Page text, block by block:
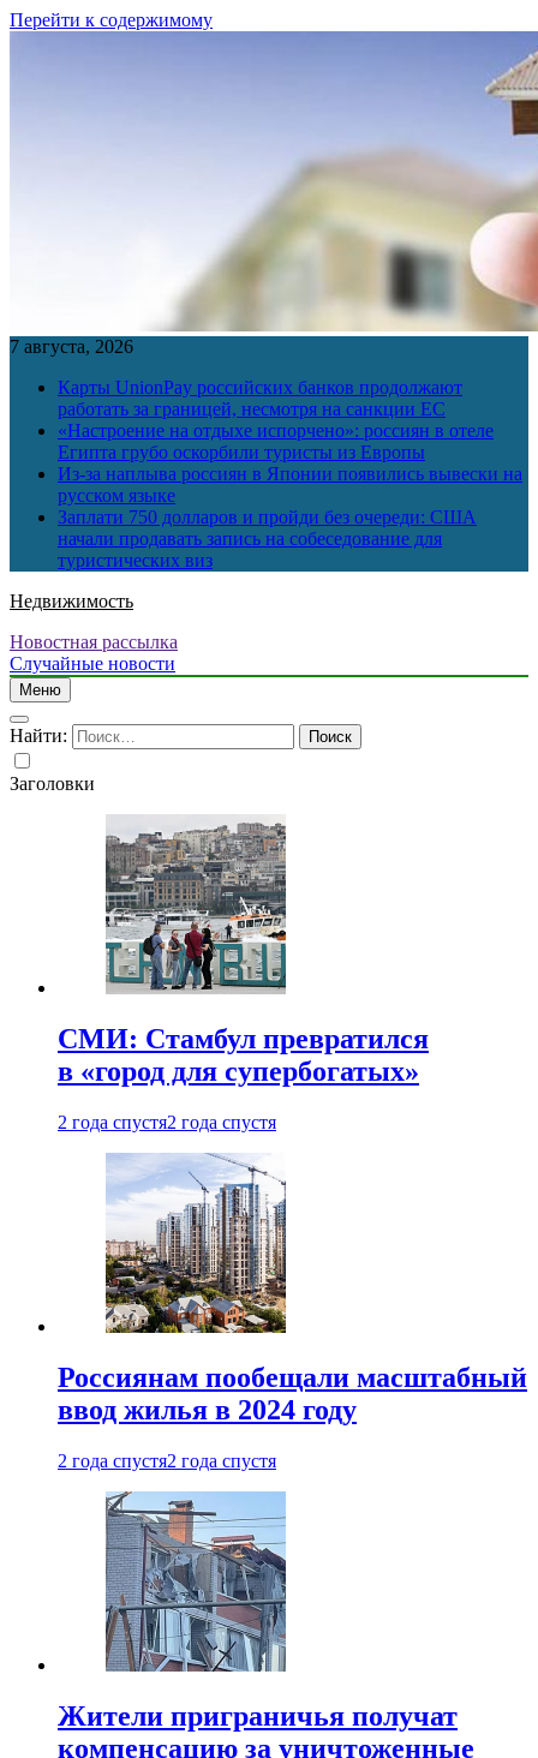
Перейти к содержимому
7 августа, 2026
Карты UnionPay российских банков продолжают
работать за границей, несмотря на санкции ЕС
«Настроение на отдыхе испорчено»: россиян в отеле
Египта грубо оскорбили туристы из Европы
Из-за наплыва россиян в Японии появились вывески на
русском языке
Заплати 750 долларов и пройди без очереди: США
начали продавать запись на собеседование для
туристических виз
Недвижимость
Новостная рассылка
Случайные новости
Меню
Найти:
Заголовки
СМИ: Стамбул превратился
в «город для супербогатых»
2 года спустя2 года спустя
Россиянам пообещали масштабный
ввод жилья в 2024 году
2 года спустя2 года спустя
Жители приграничья получат
компенсацию за уничтоженные